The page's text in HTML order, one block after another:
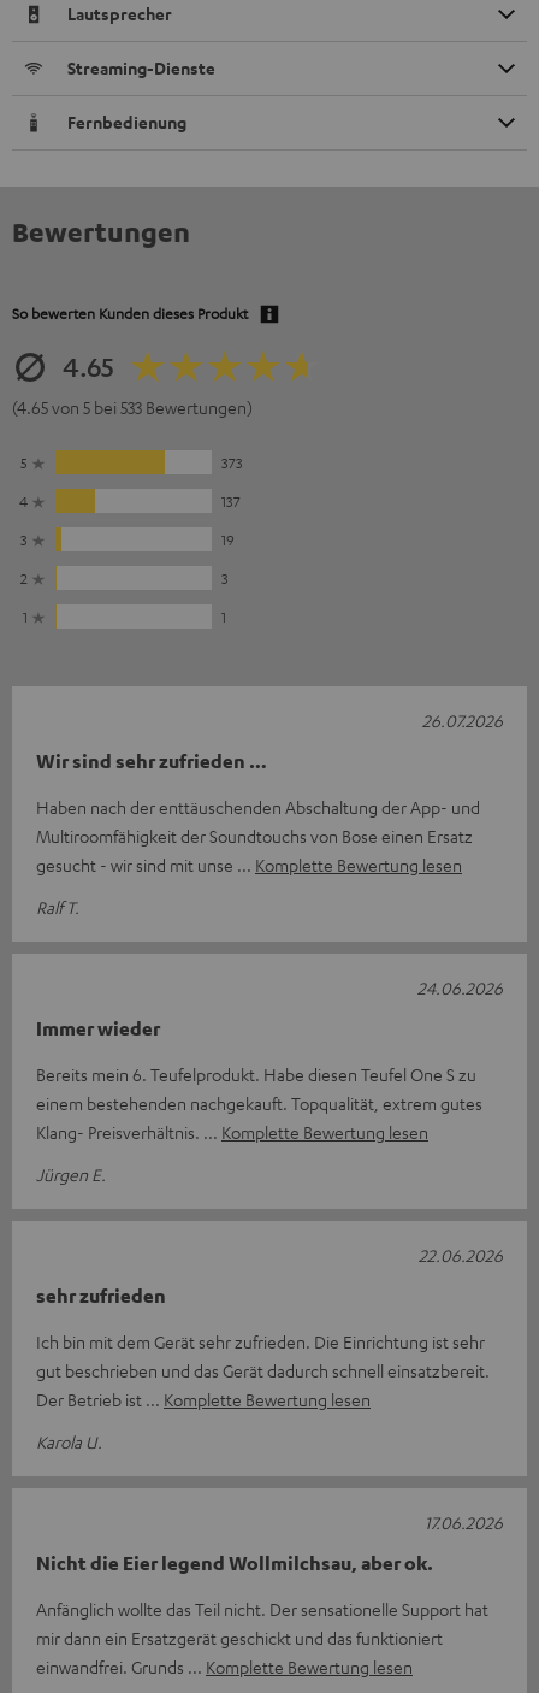
Lautsprecher
Streaming-Dienste
Fernbedienung
Bewertungen
So bewerten Kunden dieses Produkt
4.65
(4.65 von 5 bei 533 Bewertungen)
5
373
4
137
3
19
2
3
1
1
Wir sind sehr zufrieden …
Haben nach der enttäuschenden Abschaltung der App- und
Multiroomfähigkeit der Soundtouchs von Bose einen Ersatz
gesucht - wir sind mit unse
Komplette Bewertung lesen
Ralf T.
26.07.2026
Immer wieder
Bereits mein 6. Teufelprodukt. Habe diesen Teufel One S zu
einem bestehenden nachgekauft. Topqualität, extrem gutes
Klang- Preisverhältnis.
Komplette Bewertung lesen
Jürgen E.
24.06.2026
sehr zufrieden
Ich bin mit dem Gerät sehr zufrieden. Die Einrichtung ist sehr
gut beschrieben und das Gerät dadurch schnell einsatzbereit.
Der Betrieb ist
Komplette Bewertung lesen
Karola U.
22.06.2026
Nicht die Eier legend Wollmilchsau, aber ok.
Anfänglich wollte das Teil nicht. Der sensationelle Support hat
mir dann ein Ersatzgerät geschickt und das funktioniert
einwandfrei. Grunds
Komplette Bewertung lesen
17.06.2026